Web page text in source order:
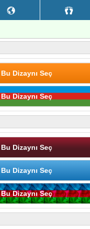
Bu Dizaynı Seç
Bu Dizaynı Seç
Bu Dizaynı Seç
Bu Dizaynı Seç
Bu Dizaynı Seç